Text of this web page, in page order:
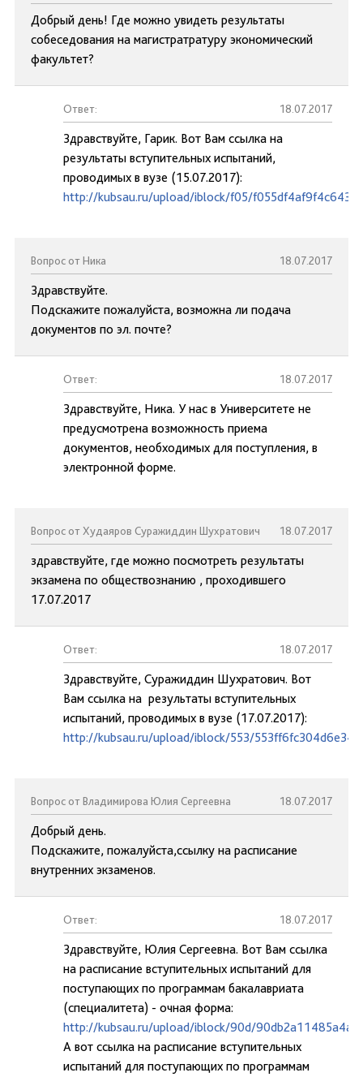
Добрый день! Где можно увидеть результаты
собеседования на магистратратуру экономический
факультет?
Ответ: 18.07.2017
Здравствуйте, Гарик. Вот Вам ссылка на
результаты вступительных испытаний,
проводимых в вузе (15.07.2017):
http://kubsau.ru/upload/iblock/f05/
Вопрос от Ника 18.07.2017
Здравствуйте.
Подскажите пожалуйста, возможна ли подача
документов по эл. почте?
Ответ: 18.07.2017
Здравствуйте, Ника. У нас в Университете не
предусмотрена возможность приема
документов, необходимых для поступления, в
электронной форме.
Вопрос от Худаяров Суражиддин Шухратович 18.07.2017
здравствуйте, где можно посмотреть результаты
экзамена по обществознанию , проходившего
17.07.2017
Ответ: 18.07.2017
Здравствуйте, Суражиддин Шухратович. Вот
Вам ссылка на результаты вступительных
испытаний, проводимых в вузе (17.07.2017):
http://kubsau.ru/upload/iblock/553/
Вопрос от Владимирова Юлия Сергеевна 18.07.2017
Добрый день.
Подскажите, пожалуйста,ссылку на расписание
внутренних экзаменов.
Ответ: 18.07.2017
Здравствуйте, Юлия Сергеевна. Вот Вам ссылка
на расписание вступительных испытаний для
поступающих по программам бакалавриата
(специалитета) - очная форма:
http://kubsau.ru/upload/iblock/90d/
А вот ссылка на расписание вступительных
испытаний для поступающих по программам